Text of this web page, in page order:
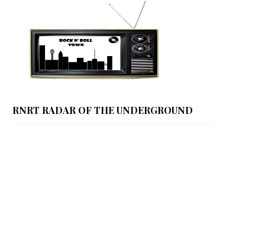
RNRT RADAR OF THE UNDERGROUND